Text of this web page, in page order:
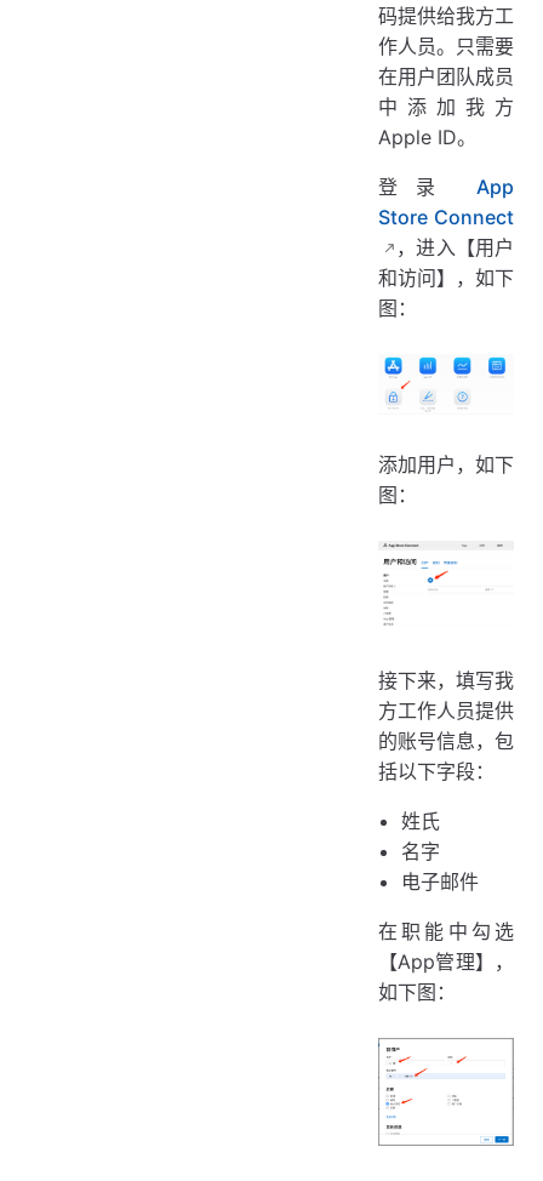
码提供给我方工
作人员。只需要
在用户团队成员
中添加我方
Apple ID。
登录 App
Store Connect
，进入【用户
和访问】，如下
图：
添加用户，如下
图：
接下来，填写我
方工作人员提供
的账号信息，包
括以下字段：
姓氏
名字
电子邮件
在职能中勾选
【App管理】，
如下图：